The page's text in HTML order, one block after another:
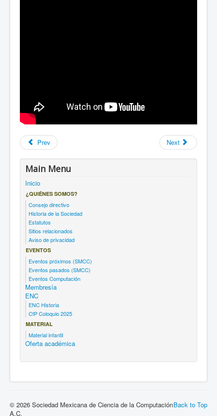
Prev Next
Main Menu
Inicio
¿QUIÉNES SOMOS?
Consejo directivo
Historia de la Sociedad
Estatutos
Sitios relacionados
Aviso de privacidad
EVENTOS
Eventos próximos (SMCC)
Eventos pasados (SMCC)
Eventos Computación
Membresía
ENC
ENC Historia
CfP Coloquio 2025
MATERIAL
Material infantil
Oferta académica
Back to Top
© 2026 Sociedad Mexicana de Ciencia de la Computación
A.C.